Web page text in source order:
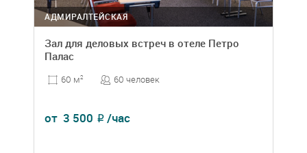
АДМИРАЛТЕЙСКАЯ
Зал для деловых встреч в отеле Петро
Палас
60 м2 60 человек
от 3 500 ₽ /час